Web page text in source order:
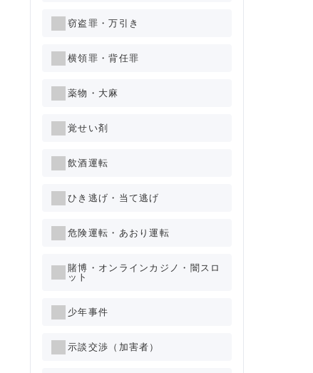
窃盗罪・万引き
横領罪・背任罪
薬物・大麻
覚せい剤
飲酒運転
ひき逃げ・当て逃げ
危険運転・あおり運転
賭博・オンラインカジノ・闇スロ
ット
少年事件
示談交渉（加害者）